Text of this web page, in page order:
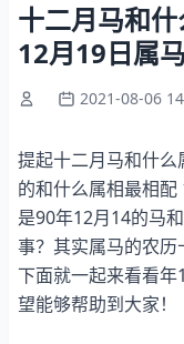
十二月马和
12月19日属
2021-08-06
提起十二月马和什
的和什么属相最相
是90年12月14的马
事？其实属马的农历
下面就一起来看看
望能够帮助到大家！